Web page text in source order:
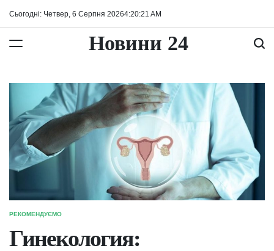
Сьогодні: Четвер, 6 Серпня 20264:20:22 AM
Новини 24
ОПУБЛІКУВАТИ
РЕКОМЕНДУЄМО
Гинекология: